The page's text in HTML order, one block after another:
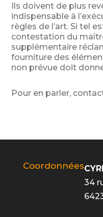
Ils doivent de plus
indispensable à
règles de l’art. Si tel
contestation du
supplémentaire
fourniture des
non prévue doit
Pour en parler,
Coordonnées
34